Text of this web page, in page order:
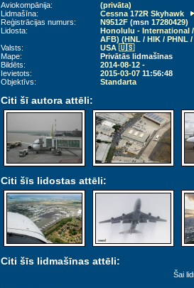
Aviokompānija:
(privāta)
Lidmašīna:
Cessna 172R Skyhawk
Reģistrācijas numurs:
N9512F(msn 17280429)
Lidosta:
Honolulu - International
AFB) (HNL / HIK / PHNL /
Valsts:
USA 🇺🇸
Mape:
Privātās lidmašīnas
Bildēts:
2014-08-12-
Ievietots:
2015-03-0711:56:48
Objektīvs:
Standarta
Citi šī autora attēli:
Citi šīs lidostas attēli:
Citi šīs lidmašīnas attēli:
Šai